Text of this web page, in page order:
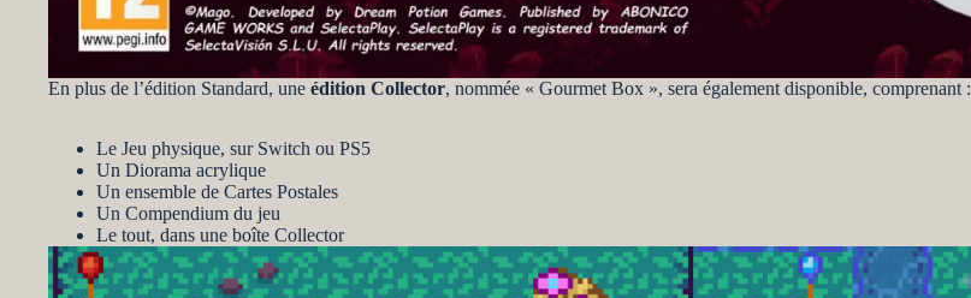
En plus de l’édition Standard, une édition Collector, nommée « Gourmet Box », sera également disponible, comprenant :
Le Jeu physique, sur Switch ou PS5
Un Diorama acrylique
Un ensemble de Cartes Postales
Un Compendium du jeu
Le tout, dans une boîte Collector